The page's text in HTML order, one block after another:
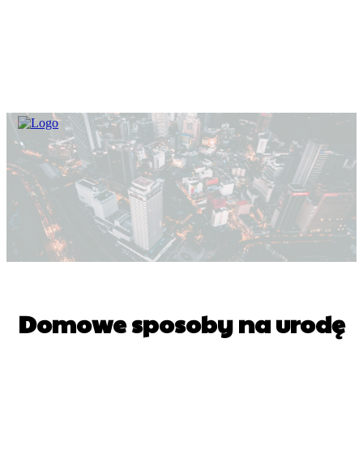
Domowe sposoby na urodę